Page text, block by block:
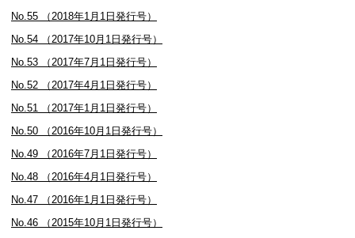
No.55 （2018年1月1日発行号）
No.54 （2017年10月1日発行号）
No.53 （2017年7月1日発行号）
No.52 （2017年4月1日発行号）
No.51 （2017年1月1日発行号）
No.50 （2016年10月1日発行号）
No.49 （2016年7月1日発行号）
No.48 （2016年4月1日発行号）
No.47 （2016年1月1日発行号）
No.46 （2015年10月1日発行号）